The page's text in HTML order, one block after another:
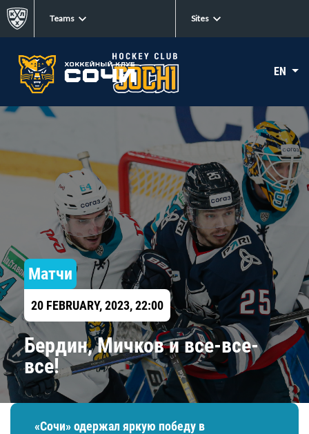
Teams Sites
EN
Матчи
20 FEBRUARY, 2023, 22:00
Бердин, Мичков и все-все-
все!
«Сочи» одержал яркую победу в